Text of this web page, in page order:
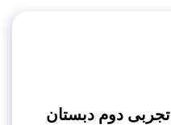
دوم دبستان